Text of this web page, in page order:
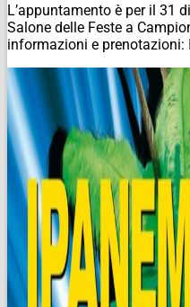
L’appuntamento è per il 31
Salone delle Feste a
informazioni e prenotazioni: